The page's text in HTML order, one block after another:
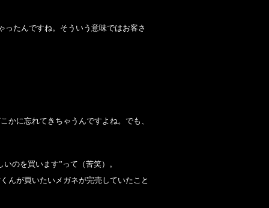
ったんですね。そういう意味ではお客さ
かに忘れてきちゃうんですよね。でも、
のを買います”って（苦笑）。
んが買いたいメガネが完売していたこと